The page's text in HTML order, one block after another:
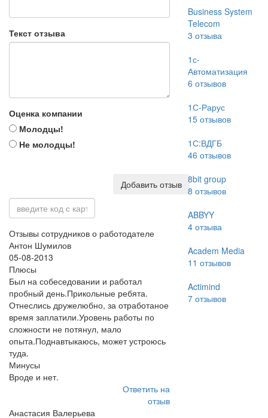
Текст отзыва
Оценка компании
Молодцы!
Не молодцы!
Добавить отзыв
Отзывы сотрудников о работодателе
Антон Шумилов
05-08-2013
Плюсы
Был на собеседовании и работал
пробный день.Прикольные ребята.
Отнеслись дружелюбно, за отработаное
время заплатили.Уровень работы по
сложности не потянул, мало
опыта.Поднавтыкаюсь, может устроюсь
туда.
Минусы
Вроде и нет.
Ответить на
отзыв
Анастасия Валерьева
Business System
Telecom
3 отзыва
1с-
Автоматизация
6 отзывов
1С-Рарус
15отзывов
1С:ВДГБ
46 отзывов
8bit group
8 отзывов
ABBYY
4отзыва
Academ Media
11 отзывов
Actimind
7отзывов